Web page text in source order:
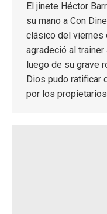
El jinete Héctor
su mano a Con
clásico del viernes
agradeció al
luego de su grave
Dios pudo ratificar
por los